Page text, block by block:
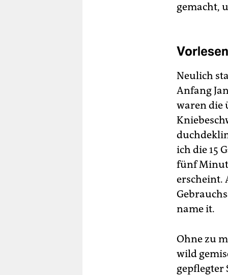
gemacht,
Neulich
Anfang
waren die
ich die 15
fünf
erscheint.
name it.
Ohne zu
wild
gepflegter